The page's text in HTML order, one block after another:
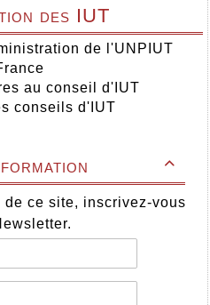
des IUT
de l'UNPIUT
au conseil d'IUT
conseils d'IUT

ce site, inscrivez-vous